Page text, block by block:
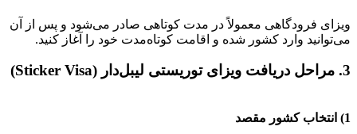
ویزای فرودگاهی معمولاً در مدت کوتاهی صادر می‌شود و پس از آن
می‌توانید وارد کشور شده و اقامت کوتاه‌مدت خود را آغاز کنید.
3. مراحل دریافت ویزای توریستی لیبل‌دار (Sticker Visa)
1) انتخاب کشور مقصد